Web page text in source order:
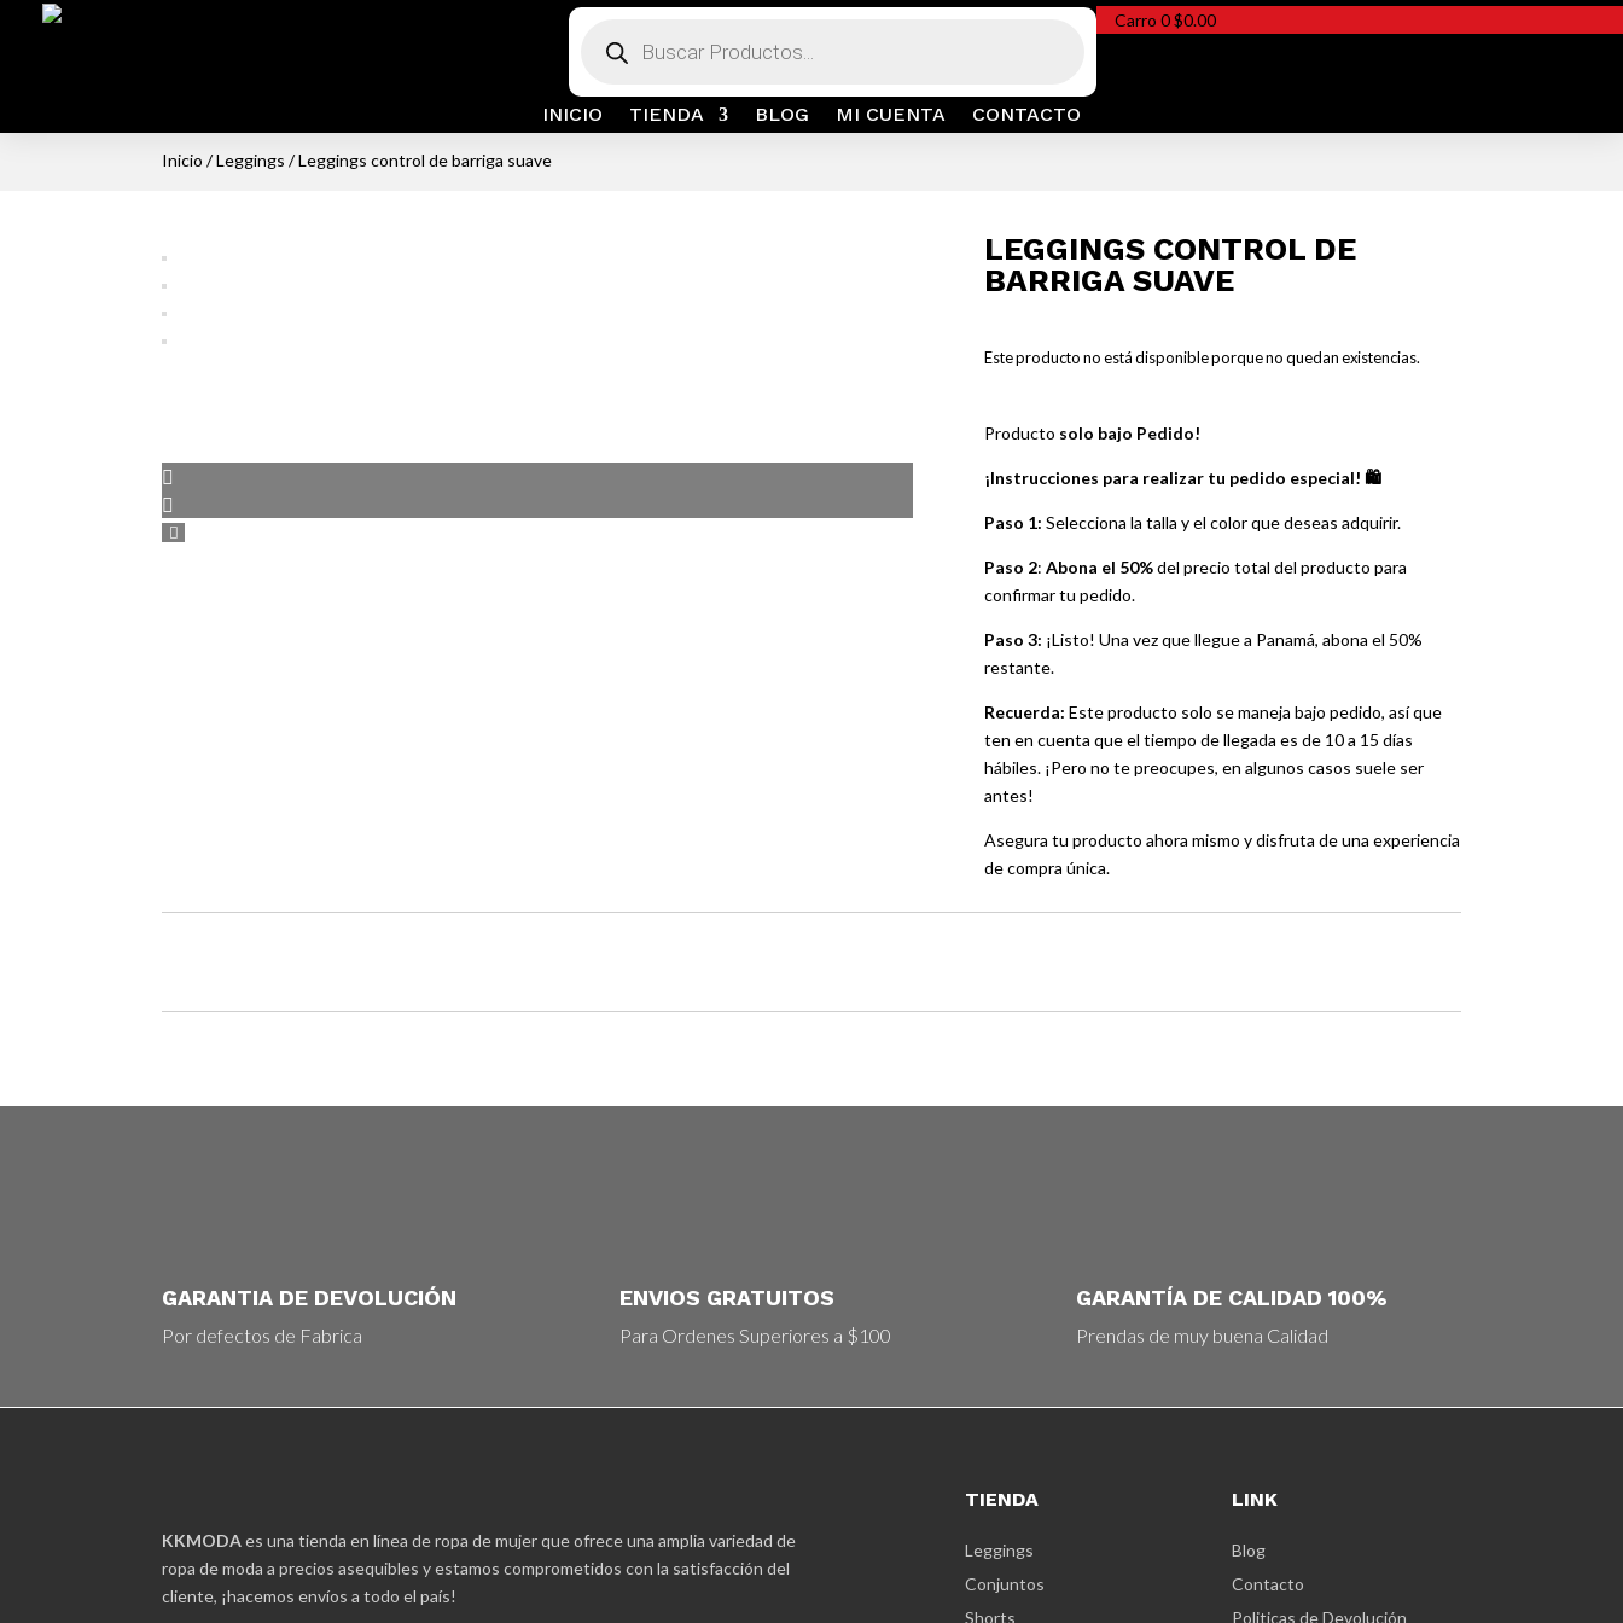
productos
Carro 0$0.00
INICIO TIENDA BLOG MI CUENTA CONTACTO
Inicio /Leggings / Leggings control de barriga suave
LEGGINGS CONTROL DE
BARRIGA SUAVE
Este producto no está disponible porque no quedan existencias.
Producto solo bajo Pedido!
¡Instrucciones para realizar tu pedido especial! 🛍️
Paso 1: Selecciona la talla y el color que deseas adquirir.
Paso 2: Abona el 50%del precio total del producto para
confirmar tu pedido.
Paso 3: ¡Listo! Una vez que llegue a Panamá, abona el 50%
restante.
Recuerda: Este producto solo se maneja bajo pedido, así que
ten en cuenta que el tiempo de llegada es de 10 a 15 días
hábiles. ¡Pero no te preocupes, en algunos casos suele ser
antes!
Asegura tu producto ahora mismo y disfruta de una experiencia
de compra única.
GARANTIA DE DEVOLUCIÓN
Por defectos de Fabrica
ENVIOS GRATUITOS
Para Ordenes Superiores a $100
GARANTÍA DE CALIDAD 100%
Prendas de muy buena Calidad
KKMODAes una tienda en línea de ropa de mujer que ofrece una amplia variedad de
ropa de moda a precios asequibles y estamos comprometidos con la satisfacción del
cliente, ¡hacemos envíos a todo el país!
TIENDA
Leggings
Conjuntos
Shorts
LINK
Blog
Contacto
Politicas de Devolución